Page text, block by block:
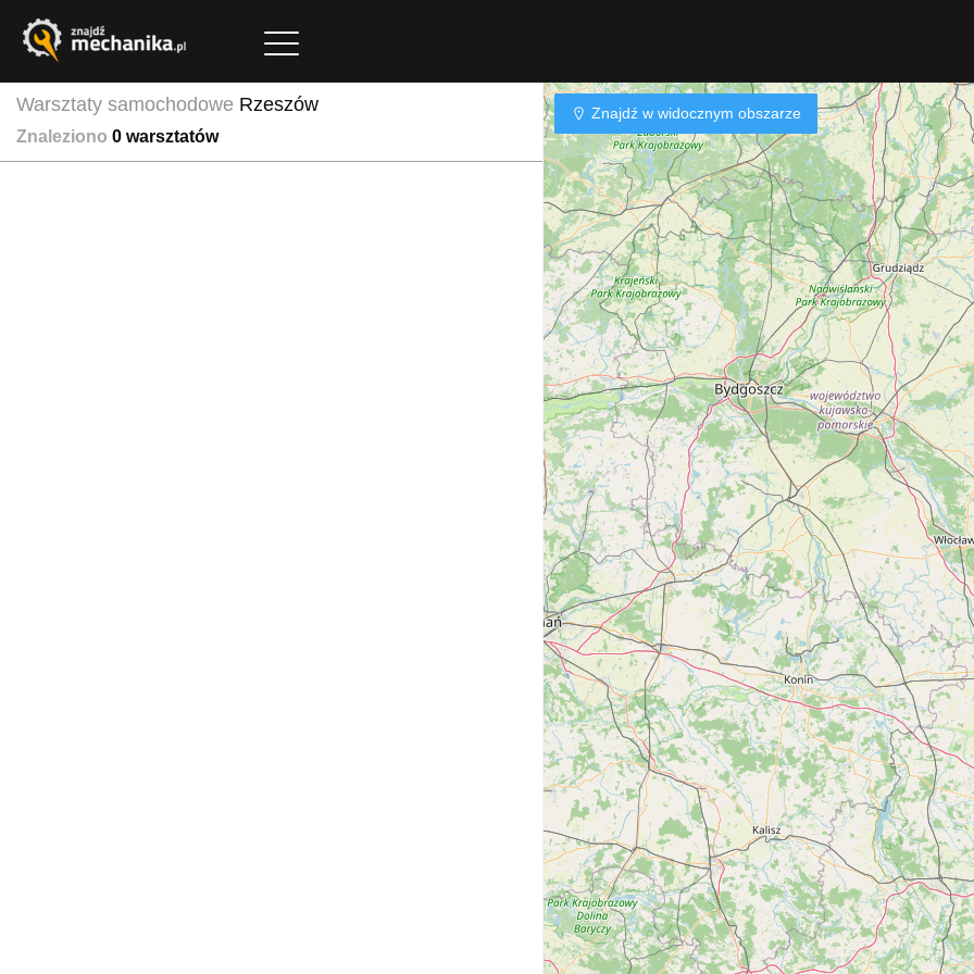
Warsztaty samochodowe Rzeszów
Znaleziono 0 warsztatów
Znajdź w widocznym obszarze